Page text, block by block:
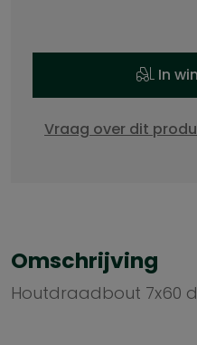
In
Vraag over dit
Omschrijving
Houtdraadbout 7x60